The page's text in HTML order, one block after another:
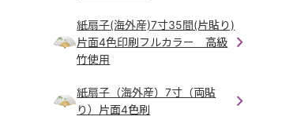
紙扇子(海外産)7寸35間(片貼り)
片面4色印刷フルカラー 高級
竹使用
紙扇子（海外産）7寸（両貼
り）片面4色刷